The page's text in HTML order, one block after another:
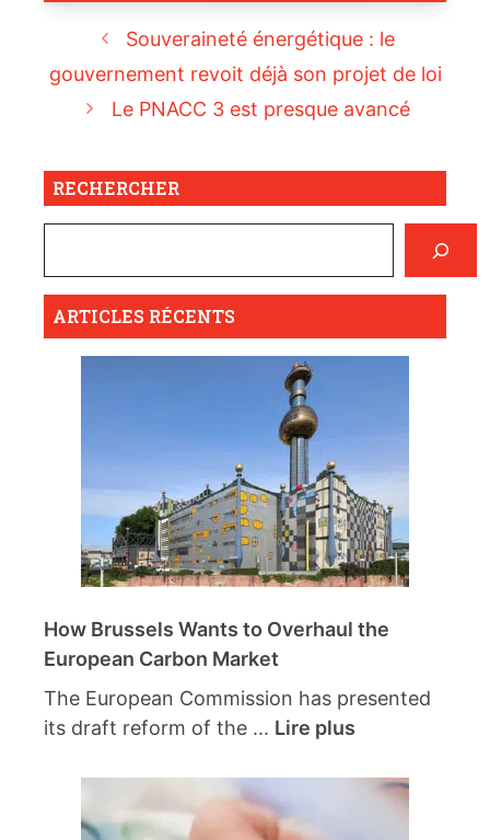
Souveraineté énergétique : le
gouvernement revoit déjà son projet de loi
Le PNACC 3 est presque avancé
RECHERCHER
ARTICLES RÉCENTS
How Brussels Wants to Overhaul the
European Carbon Market
The European Commission has presented
its draft reform of the ... Lire plus